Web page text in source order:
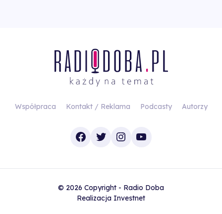
Współpraca Kontakt / Reklama Podcasty Autorzy
Facebook
TwitterInstagram
YouTube
© 2026 Copyright - Radio Doba
Realizacja Investnet